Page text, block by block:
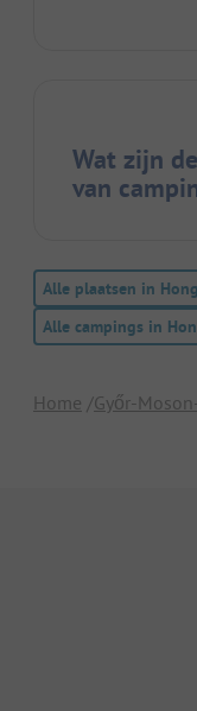
Wat zijn
van
Alle plaatsen in
Alle campings in
Home Győr-